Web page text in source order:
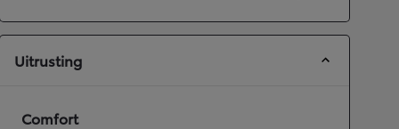
Uitrusting
Comfort